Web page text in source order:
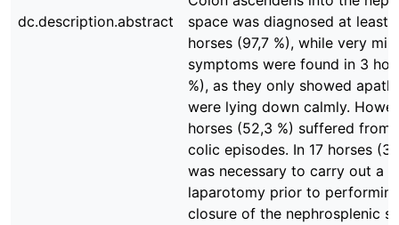
dc.description.abstract
space was diagnosed at least
horses (97,7 %), while very
symptoms were found in 3
%), as they only showed
were lying down calmly.
horses (52,3 %) suffered from
colic episodes. In 17 horses
was necessary to carry out a
laparotomy prior to
closure of the nephrosplenic